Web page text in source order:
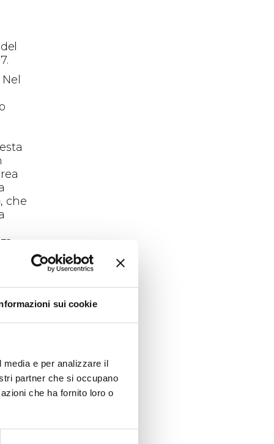
sui cookie
e per analizzare il
partner che si occupano
che ha fornito loro o
che
suo
e